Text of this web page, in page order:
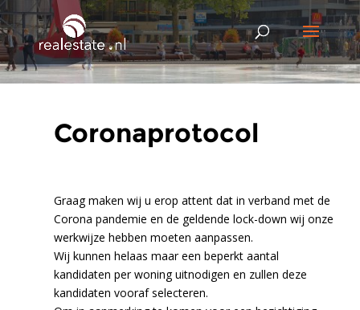
Coronaprotocol
Graag maken wij u erop attent dat in verband met de
Corona pandemie en de geldende lock-down wij onze
werkwijze hebben moeten aanpassen.
Wij kunnen helaas maar een beperkt aantal
kandidaten per woning uitnodigen en zullen deze
kandidaten vooraf selecteren.